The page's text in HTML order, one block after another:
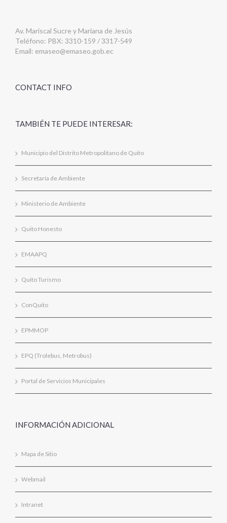
Av. Mariscal Sucre y Mariana de Jesús
Teléfono: PBX: 3310-159 / 3317-549
Email: emaseo@emaseo.gob.ec
CONTACT INFO
TAMBIÉN TE PUEDE INTERESAR:
Municipio del Distrito Metropolitano de Quito
Secretaría de Ambiente
Ministerio de Ambiente
Quito Honesto
EMAAPQ
Quito Turismo
ConQuito
EPMMOP
EPQ (Trolebus, Metrobus)
Portal de Servicios Municipales
INFORMACIÓN ADICIONAL
Mapa de Sitio
Webmail
Intranet